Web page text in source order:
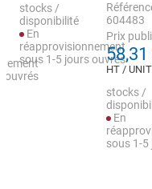
ouvrés
stocks /
disponibilité
En
réapprovisionnement
sous 1-5 jours ouvrés
604483
Prix
58,31
HT /
stocks /
En
sous 1-